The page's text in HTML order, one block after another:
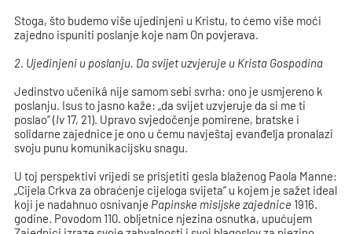
Stoga, što budemo više ujedinjeni u Kristu, to ćemo više moći
zajedno ispuniti poslanje koje nam On povjerava.
2. Ujedinjeni u poslanju. Da svijet uzvjeruje u Krista Gospodina
Jedinstvo učenikâ nije samom sebi svrha: ono je usmjereno k
poslanju. Isus to jasno kaže: „da svijet uzvjeruje da si me ti
poslao“ (Iv 17, 21). Upravo svjedočenje pomirene, bratske i
solidarne zajednice je ono u čemu navještaj evanđelja pronalazi
svoju punu komunikacijsku snagu.
U toj perspektivi vrijedi se prisjetiti gesla blaženog Paola Manne:
„Cijela Crkva za obraćenje cijeloga svijeta“ u kojem je sažet ideal
koji je nadahnuo osnivanje Papinske misijske zajednice 1916.
godine. Povodom 110. obljetnice njezina osnutka, upućujem